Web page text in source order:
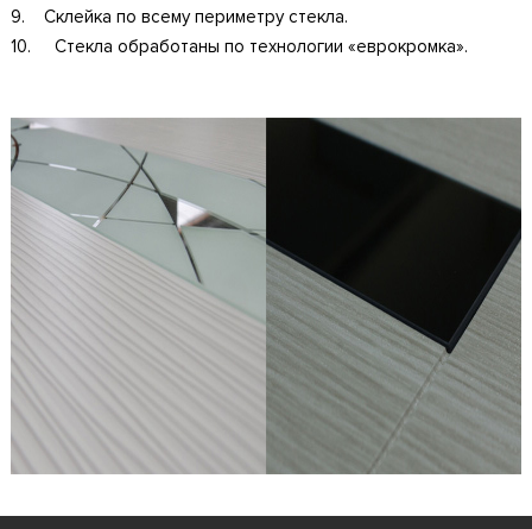
9. Склейка по всему периметру стекла.
10. Стекла обработаны по технологии «еврокромка».